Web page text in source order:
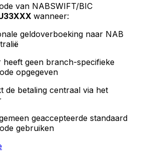
van NABSWIFT/BIC
wanneer:
geldoverboeking naar NAB
heeft geen branch-specifieke
opgegeven
de betaling centraal via het
geaccepteerde standaard
gebruiken